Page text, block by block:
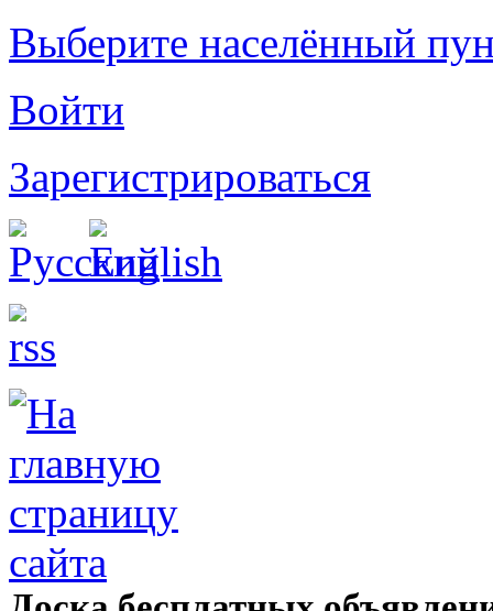
Выберите населённый
Войти
Зарегистрироваться